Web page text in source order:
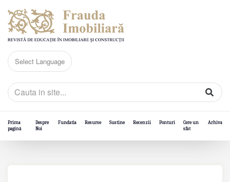
Prima
pagină
Despre
Noi
Fundatia Resurse Sustine Recenzii Ponturi
Cere un
sfat
Arhiva